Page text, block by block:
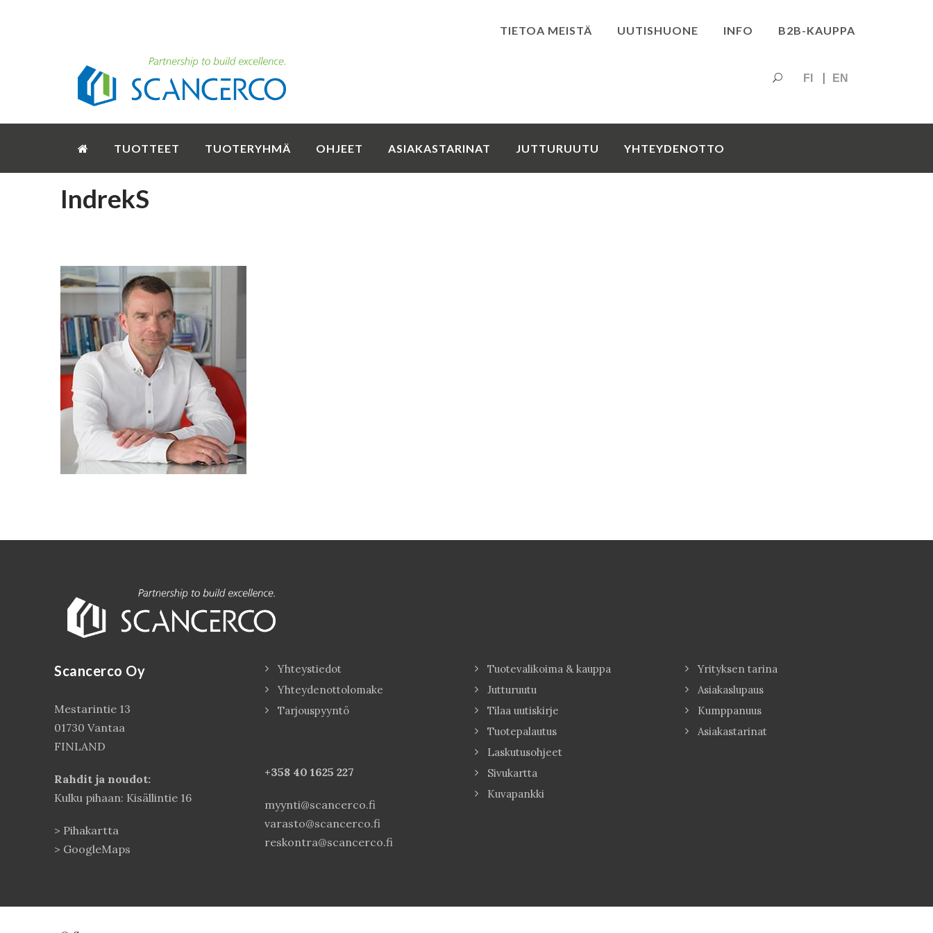
TIETOA MEISTÄ UUTISHUONE INFO B2B-KAUPPA
FI EN
TUOTTEET TUOTERYHMÄ OHJEET ASIAKASTARINAT JUTTURUUTU YHTEYDENOTTO
IndrekS
Scancerco Oy
Mestarintie 13
01730 Vantaa
FINLAND
Rahdit ja noudot:
Kulku pihaan: Kisällintie 16
> Pihakartta
> GoogleMaps
Yhteystiedot
Yhteydenottolomake
Tarjouspyyntö
+358 40 1625 227
myynti@scancerco.fi
varasto@scancerco.fi
reskontra@scancerco.fi
Tuotevalikoima & kauppa
Jutturuutu
Tilaa uutiskirje
Tuotepalautus
Laskutusohjeet
Sivukartta
Kuvapankki
Yrityksen tarina
Asiakaslupaus
Kumppanuus
Asiakastarinat